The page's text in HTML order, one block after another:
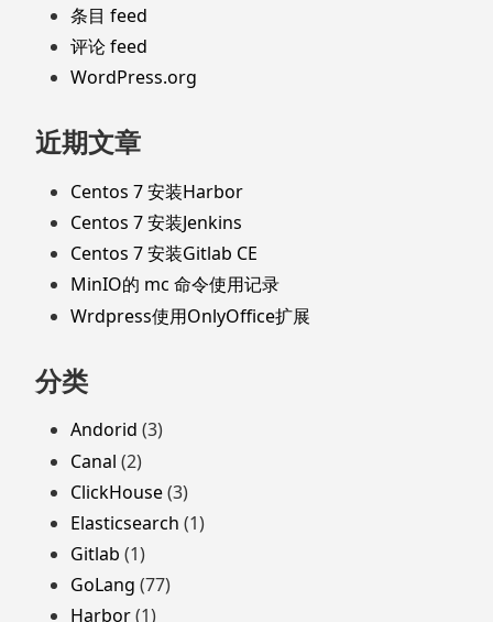
条目 feed
评论 feed
WordPress.org
近期文章
Centos 7 安装Harbor
Centos 7 安装Jenkins
Centos 7 安装Gitlab CE
MinIO的 mc 命令使用记录
Wrdpress使用OnlyOffice扩展
分类
Andorid (3)
Canal (2)
ClickHouse(3)
Elasticsearch (1)
Gitlab (1)
GoLang (77)
Harbor(1)